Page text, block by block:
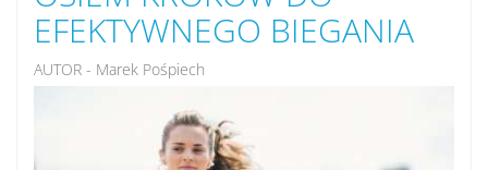
EFEKTYWNEGO BIEGANIA
AUTOR - Marek Pośpiech